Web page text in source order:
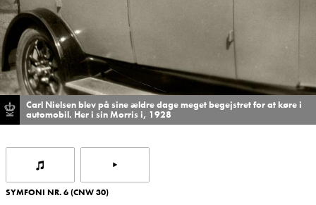
Carl Nielsen blev på sine ældre dage meget begejstret for at køre i
automobil. Her i sin Morris i, 1928
SYMFONI NR. 6 (CNW 30)